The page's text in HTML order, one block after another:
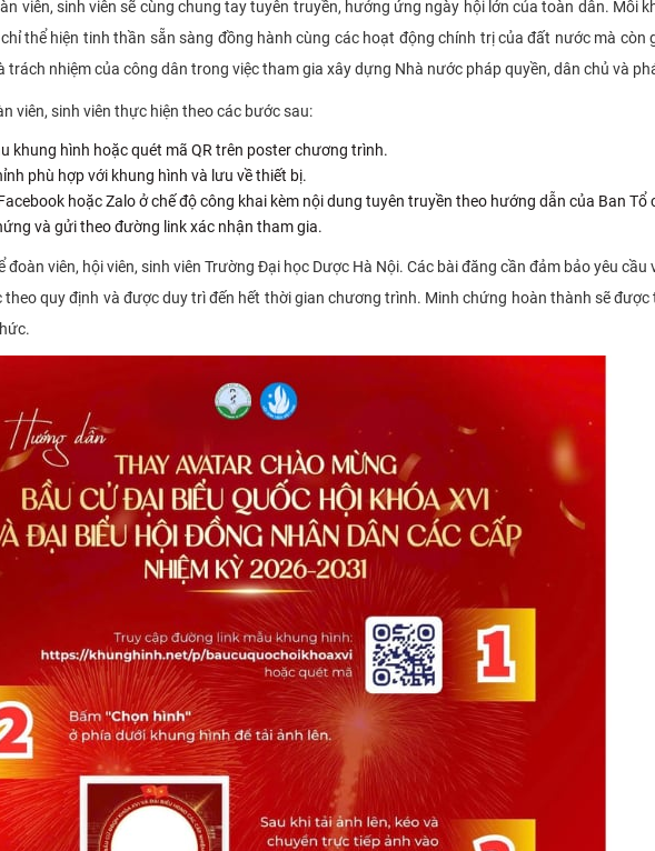
viên, sinh viên sẽ cùng chung tay tuyên truyền, hưởng ứng ngày hội lớn của toàn dân. Mỗi
thể hiện tinh thần sẵn sàng đồng hành cùng các hoạt động chính trị của đất nước mà còn
trách nhiệm của công dân trong việc tham gia xây dựng Nhà nước pháp quyền, dân chủ và
viên, sinh viên thực hiện theo các bước sau:
khung hình hoặc quét mã QR trên poster chương trình.
phù hợp với khung hình và lưu về thiết bị.
hoặc Zalo ở chế độ công khai kèm nội dung tuyên truyền theo hướng dẫn của Ban Tổ
và gửi theo đường link xác nhận tham gia.
viên, hội viên, sinh viên Trường Đại học Dược Hà Nội. Các bài đăng cần đảm bảo yêu cầu
quy định và được duy trì đến hết thời gian chương trình. Minh chứng hoàn thành sẽ được